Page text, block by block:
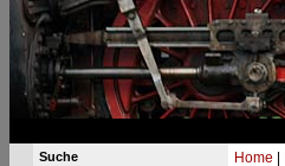
Suche Home